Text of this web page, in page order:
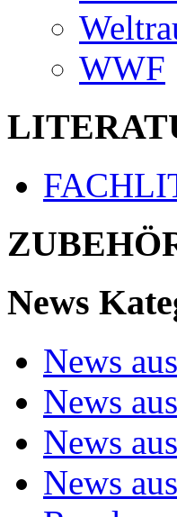
WWF
News
News
News
News
News